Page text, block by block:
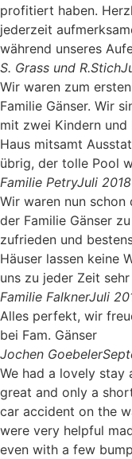
profitiert haben.
jederzeit
während unseres
S. Grass und R.Stich
Wir waren zum
Familie Gänser. Wir
mit zwei Kindern
Haus mitsamt
übrig, der tolle Pool
Familie PetryJuli 2018
Wir waren nun
der Familie Gänser
zufrieden und
Häuser lassen keine
uns zu jeder Zeit
Familie FalknerJuli
Alles perfekt, wir
bei Fam. Gänser
Jochen Goebeler
We had a lovely stay
great and only a
car accident on the
were very helpful
even with a few